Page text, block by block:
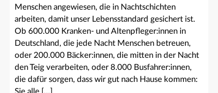
Menschen angewiesen, die in Nachtschichten
arbeiten, damit unser Lebensstandard gesichert ist.
Ob 600.000 Kranken- und Altenpfleger:innen in
Deutschland, die jede Nacht Menschen betreuen,
oder 200.000 Bäcker:innen, die mitten in der Nacht
den Teig verarbeiten, oder 8.000 Busfahrer:innen,
die dafür sorgen, dass wir gut nach Hause kommen:
Sie alle […]